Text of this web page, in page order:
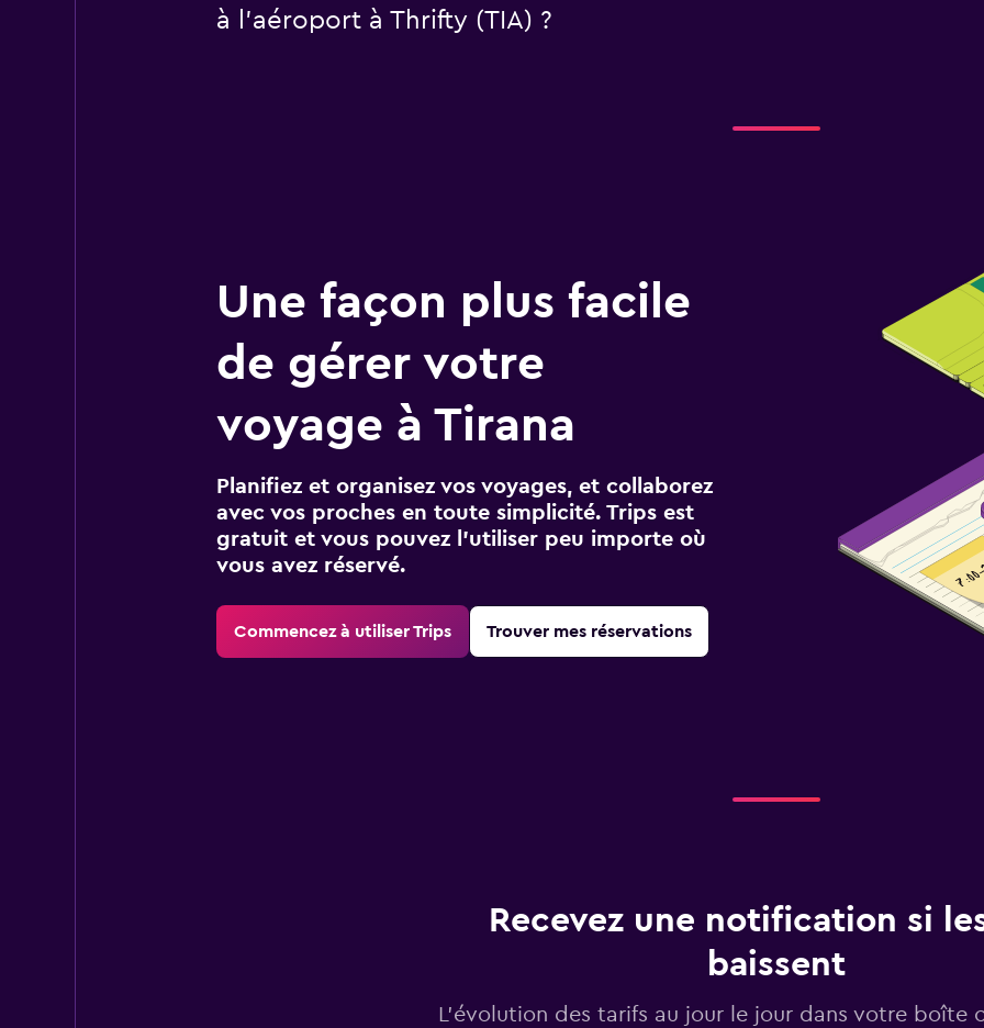
à l’aéroport à Thrifty (TIA) ?
Une façon plus facile
de gérer votre
voyage à Tirana
Planifiez et organisez vos voyages, et collaborez
avec vos proches en toute simplicité. Trips est
gratuit et vous pouvez l’utiliser peu importe où
vous avez réservé.
Commencez à utiliser Trips Trouver mes réservations
Recevez une notification si
baissent
L’évolution des tarifs au jour le jour dans votre boîte